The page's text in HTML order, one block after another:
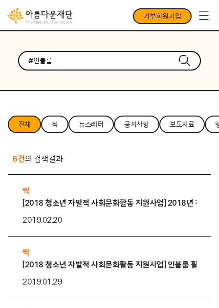
기부회원가입
전체 싹 뉴스레터 공지사항 보도자료
6건의 검색결과
싹
[2018 청소년 자발적 사회문화활동 지원사업] 2018년 청자발
2019.02.20
싹
[2018 청소년 자발적 사회문화활동 지원사업] 인블룸 활동 후
2019.01.29